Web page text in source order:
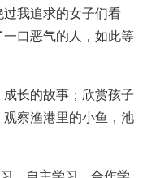
我追求的女子们看
口恶气的人，如此等
长的故事；欣赏孩子
察渔港里的小鱼，池